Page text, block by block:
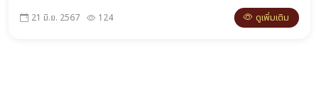
21 มิ.ย. 2567 124 ดูเพิ่มเติม